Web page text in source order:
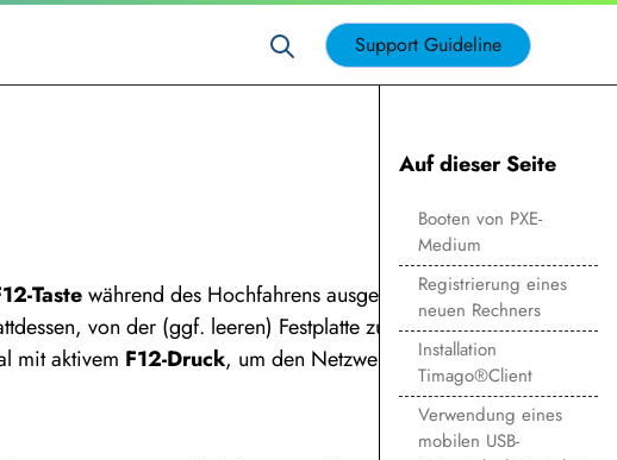
Support Guideline
Auf dieser Seite
Booten von PXE-
Medium
Registrierung eines
neuen Rechners
Installation
Timago®Client
Verwendung eines
mobilen USB-
Tastewährend des Hochfahrens ausgelöst
von der (ggf. leeren) Festplatte zu starten.
mit aktivem F12-Druck, um den Netzwerkboot